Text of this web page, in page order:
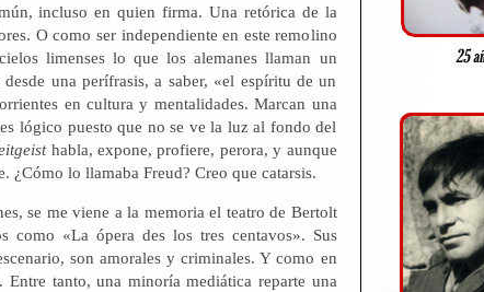
incluso en quien firma. Una retórica de la
O como ser independiente en este remolino
limenses lo que los alemanes llaman un
una perífrasis, a saber, «el espíritu de un
en cultura y mentalidades. Marcan una
lógico puesto que no se ve la luz al fondo del
habla, expone, profiere, perora, y aunque
¿Cómo lo llamaba Freud? Creo que catarsis.
se me viene a la memoria el teatro de Bertolt
como «La ópera des los tres centavos». Sus
son amorales y criminales. Y como en
tanto, una minoría mediática reparte una